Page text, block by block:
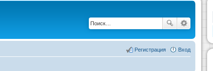
Вход
Регистрация